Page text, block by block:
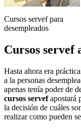
Cursos servef para
desempleados
Cursos servef
Hasta ahora era
a la personas
apenas tenía poder de
cursos servefapostará
la decisión de cuáles
realizar como pueden